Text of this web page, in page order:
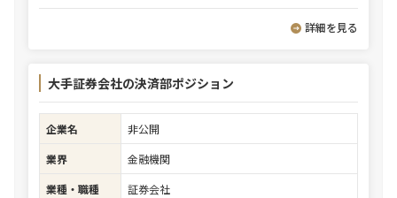
詳細を見る
大手証券会社の決済部ポジション
企業名
非公開
業界
金融機関
業種・職種
証券会社